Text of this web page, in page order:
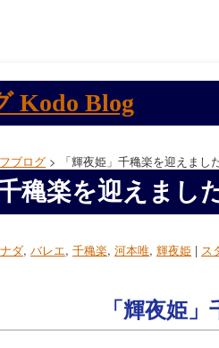
ブログ > 「輝夜姫」千穐楽を迎えまし
千穐楽を迎えまし
ダ, バレエ, 千穐楽, 河本唯, 輝夜姫 | ス
「輝夜姫